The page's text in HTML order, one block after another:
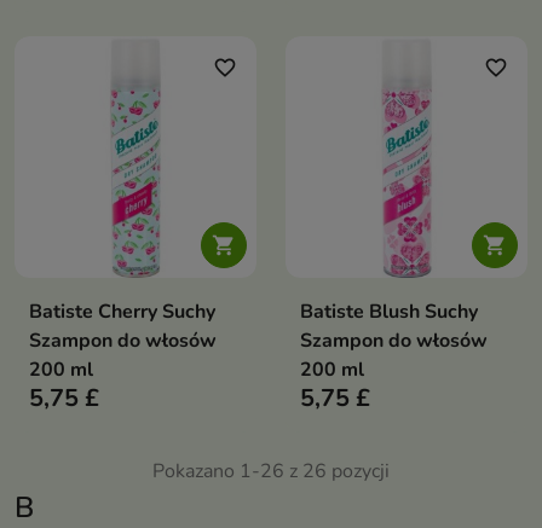
B

favorite_border
Batiste Cherry Suchy
Szampon do włosów
200 ml
5,75 £

favorite_border
Batiste Blush Suchy
Szampon do włosów
200 ml
5,75 £
Pokazano 1-26 z 26 pozycji